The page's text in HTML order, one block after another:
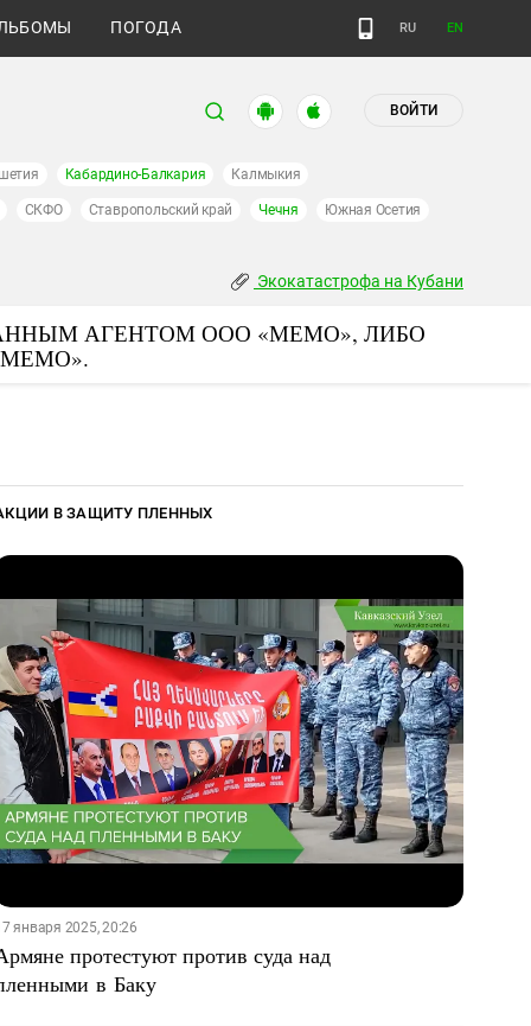
ПОГОДА RU EN
ВОЙТИ
Кабардино-Балкария Калмыкия
СКФО Ставропольский край Чечня Южная Осетия
Экокатастрофа на Кубани
АГЕНТОМ ООО «МЕМО», ЛИБО
Компания Marriott Bonvoy отменила тур в
В ЗАЩИТУ ПЛЕННЫХ
января 2025, 20:26
протестуют против суда над
в Баку